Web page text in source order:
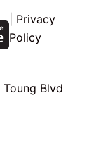
| Privacy
Policy
Blvd